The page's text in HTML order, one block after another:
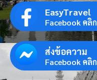
EasyTravel
Facebook คลิก
ส่งข้อความ
Facebook คลิก